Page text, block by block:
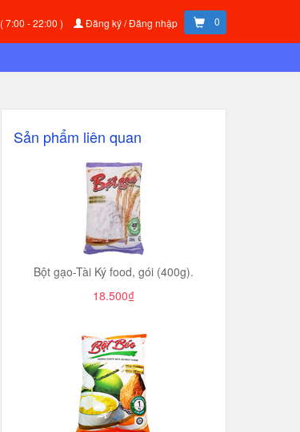
( 7:00 - 22:00 ) Đăng ký / Đăng nhập 0
Sản phẩm liên quan
Bột gạo-Tài Ký food, gói (400g).
18.500₫